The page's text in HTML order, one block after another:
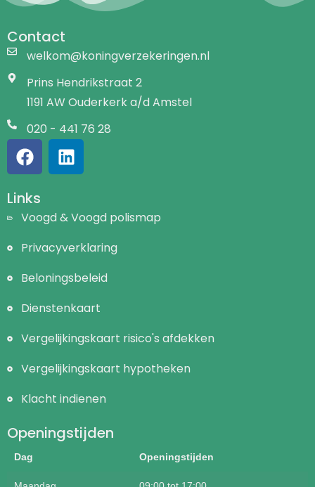
Contact
welkom@koningverzekeringen.nl
Prins Hendrikstraat 2
1191 AW Ouderkerk a/d Amstel
020 - 441 76 28
Links
Voogd & Voogd polismap
Privacyverklaring
Beloningsbeleid
Dienstenkaart
Vergelijkingskaart risico's afdekken
Vergelijkingskaart hypotheken
Klacht indienen
Openingstijden
Dag Openingstijden